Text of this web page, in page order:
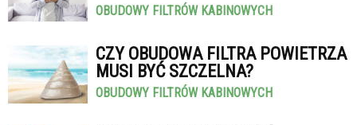
OBUDOWY FILTRÓW KABINOWYCH
CZY OBUDOWA FILTRA POWIETRZA
MUSI BYĆ SZCZELNA?
OBUDOWY FILTRÓW KABINOWYCH